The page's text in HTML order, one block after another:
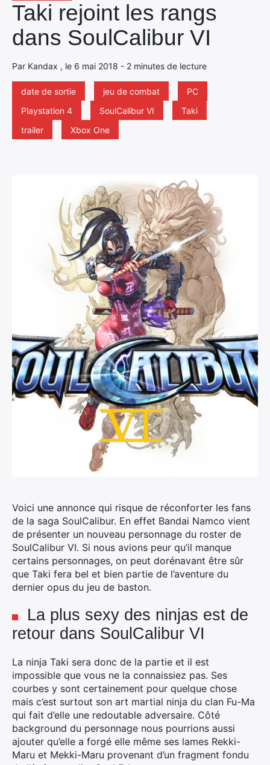
Taki rejoint les rangs
dans SoulCalibur VI
Par Kandax , le 6 mai 2018 - 2 minutes de lecture
date de sortie jeu de combat
PC
Playstation 4
SoulCalibur VI
Taki
trailer
Xbox One
Voici une annonce qui risque de réconforter les fans
de la saga SoulCalibur. En effet Bandai Namco vient
de présenter un nouveau personnage du roster de
SoulCalibur VI. Si nous avions peur qu’il manque
certains personnages, on peut dorénavant être sûr
que Taki fera bel et bien partie de l’aventure du
dernier opus du jeu de baston.
La plus sexy des ninjas est de
retour dans SoulCalibur VI
La ninja Taki sera donc de la partie et il est
impossible que vous ne la connaissiez pas. Ses
courbes y sont certainement pour quelque chose
mais c’est surtout son art martial ninja du clan Fu-Ma
qui fait d’elle une redoutable adversaire. Côté
background du personnage nous pourrions aussi
ajouter qu’elle a forgé elle même ses lames Rekki-
Maru et Mekki-Maru provenant d’un fragment fondu